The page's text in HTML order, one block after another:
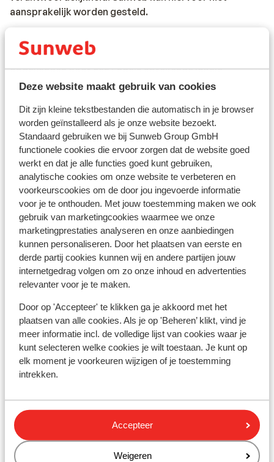
Deze website maakt gebruik van cookies
Dit zijn kleine tekstbestanden die automatisch in je browser
worden geïnstalleerd als je onze website bezoekt.
Standaard gebruiken we bij Sunweb Group GmbH
functionele cookies die ervoor zorgen dat de website goed
werkt en dat je alle functies goed kunt gebruiken,
analytische cookies om onze website te verbeteren en
voorkeurscookies om de door jou ingevoerde informatie
voor je te onthouden. Met jouw toestemming maken we ook
gebruik van marketingcookies waarmee we onze
marketingprestaties analyseren en onze aanbiedingen
kunnen personaliseren. Door het plaatsen van eerste en
derde partij cookies kunnen wij en andere partijen jouw
internetgedrag volgen om zo onze inhoud en advertenties
relevanter voor je te maken.
Door op 'Accepteer' te klikken ga je akkoord met het
plaatsen van alle cookies. Als je op 'Beheren’ klikt, vind je
meer informatie incl. de volledige lijst van cookies waar je
kunt selecteren welke cookies je wilt toestaan. Je kunt op
elk moment je voorkeuren wijzigen of je toestemming
intrekken.
Accepteer
Weigeren
aansprakelijk worden gesteld.
Reisleiding
In Kroatië is er geen reisleiding aanwezig. Je wordt
opgevangen door een Engels sprekende lokale
vertegenwoordiger.
Vaccinatie:
Voor actuele informatie betreffende vaccinaties en
andere gegevens over gezondheid en reizen kijk je op
de site van LCR: https://www.lcr.nl/.
Alarmnummer:
Het nationale alarmnummer voor politie, ambulance en
de brandweer is 112.
Eten & drinken:
In de gerechten van de Kroatische keuken proef je
Ottomaanse, Italiaanse en Sloveense invloeden. Het
geserveerde eten is goed en aantrekkelijk geprijsd.
Proef tijdens je vakantie eens een heerlijke
stoofschotel van vis of vlees. Of wat dacht je van
salami met paprika. Ook de zoetekauw komt niks te
kort. Heerlijk bij de koffie of als toetje. Wat drankjes
betreft is bier, Pivo, een populaire drank in Kroatië.
Verder staat de Kroatisch wijn ook goed bekend.Het
bent. Het wordt afgeraden kraanwater te drinken. Je
kunt het beste in de supermarkt of bij je
hotel/appartement flessen water kopen.